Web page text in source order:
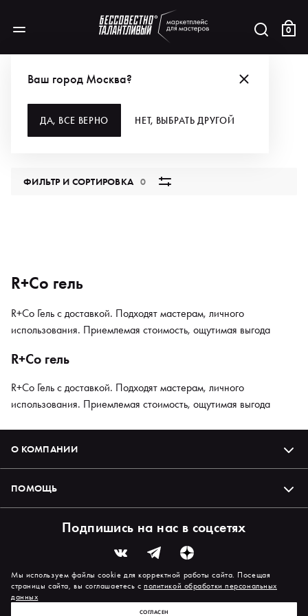
0
Ваш город Москва?
ДА, ВСЕ ВЕРНО НЕТ, ВЫБРАТЬ ДРУГОЙ
ГЕЛЬ
ФИЛЬТР И СОРТИРОВКА0
R+Co гель
R+Co Гель с доставкой. Подходят мастерам, личного
использования. Приемлемая стоимость, ощутимая выгода
R+Co гель
R+Co Гель с доставкой. Подходят мастерам, личного
использования. Приемлемая стоимость, ощутимая выгода
О КОМПАНИИ
ПОМОЩЬ
Подпишись на нас в соцсетях
Мы используем файлы cookie для корректной работы сайта. Посещая
страницы сайта, вы соглашаетесь сполитикой обработки персональных
данных
СОГЛАСЕН